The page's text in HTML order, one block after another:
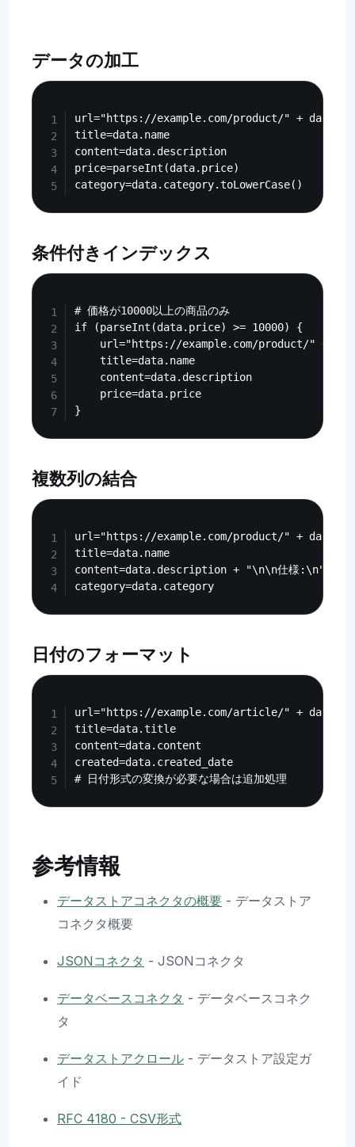
データの加工
url="https://example.com/product/" + data.id
title=data.name
content=data.description
price=parseInt(data.price)
条件付きインデックス
# 価格が10000以上の商品のみ
if (parseInt(data.price) >= 10000) {
url="https://example.com/product/" +
    title=data.name
    content=data.description
    price=data.price
複数列の結合
url="https://example.com/product/" + data.id
title=data.name
content=data.description + "\n\n仕様:\n" +
日付のフォーマット
url="https://example.com/article/" + data.id
title=data.title
content=data.content
created=data.created_date
参考情報
データストアコネクタの概要 - データストア
コネクタ概要
JSONコネクタ - JSONコネクタ
データベースコネクタ - データベースコネク
タ
データストアクロール - データストア設定ガ
イド
RFC 4180 - CSV形式